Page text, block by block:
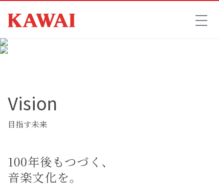
Vision
目指す未来
100年後もつづく、
音楽文化を。